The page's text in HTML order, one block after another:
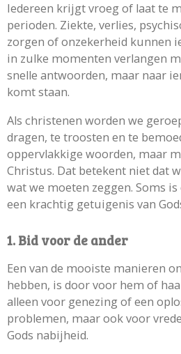
Iedereen krijgt vroeg of laat te
perioden. Ziekte, verlies,
zorgen of onzekerheid kunnen
in zulke momenten verlangen
snelle antwoorden, maar naar
komt staan.
Als christenen worden we
dragen, te troosten en te
oppervlakkige woorden, maar
Christus. Dat betekent niet dat
wat we moeten zeggen. Soms
een krachtig getuigenis van
1. Bid voor de ander
Een van de mooiste manieren
hebben, is door voor hem of
alleen voor genezing of een
problemen, maar ook voor
Gods nabijheid.